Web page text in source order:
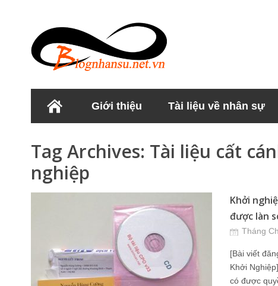
Giới thiệu Tài liệu về nhân sự
Tag Archives: Tài liệu cất
nghiệp
Khởi
được làn
Tháng
[Bài viết
Khởi
có được